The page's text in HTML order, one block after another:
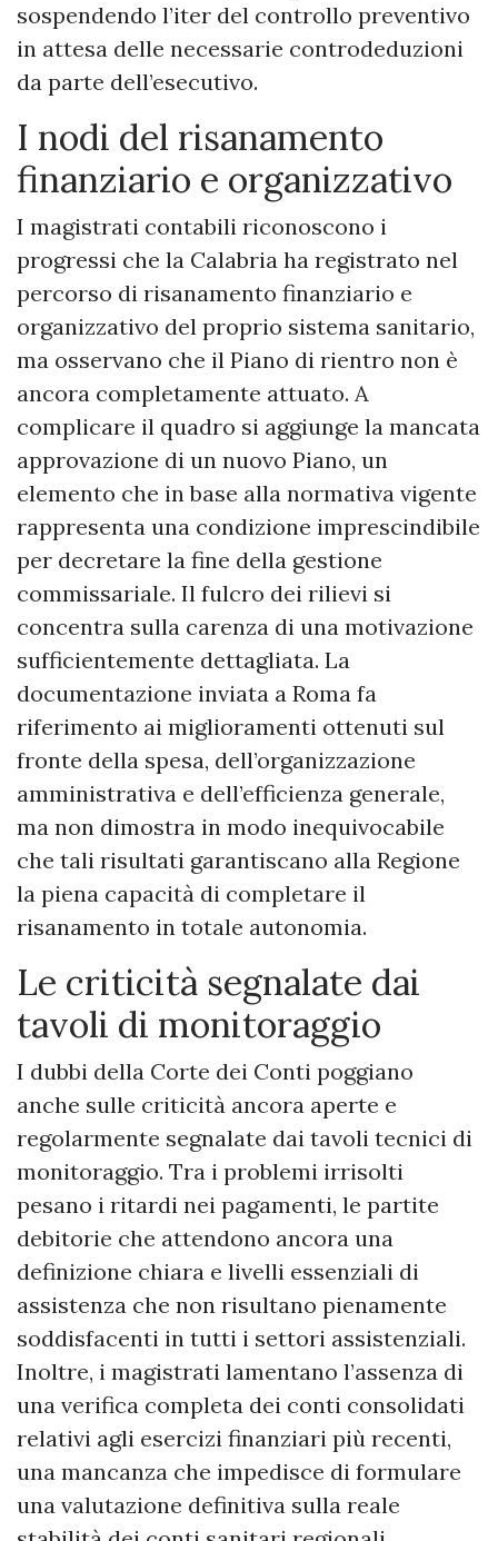
sospendendo l’iter del controllo preventivo
in attesa delle necessarie controdeduzioni
da parte dell’esecutivo.
​I nodi del risanamento
finanziario e organizzativo
​I magistrati contabili riconoscono i
progressi che la Calabria ha registrato nel
percorso di risanamento finanziario e
organizzativo del proprio sistema sanitario,
ma osservano che il Piano di rientro non è
ancora completamente attuato. A
complicare il quadro si aggiunge la mancata
approvazione di un nuovo Piano, un
elemento che in base alla normativa vigente
rappresenta una condizione imprescindibile
per decretare la fine della gestione
commissariale. Il fulcro dei rilievi si
concentra sulla carenza di una motivazione
sufficientemente dettagliata. La
documentazione inviata a Roma fa
riferimento ai miglioramenti ottenuti sul
fronte della spesa, dell’organizzazione
amministrativa e dell’efficienza generale,
ma non dimostra in modo inequivocabile
che tali risultati garantiscano alla Regione
la piena capacità di completare il
risanamento in totale autonomia.
​Le criticità segnalate dai
tavoli di monitoraggio
I dubbi della Corte dei Conti poggiano
anche sulle criticità ancora aperte e
regolarmente segnalate dai tavoli tecnici di
monitoraggio. Tra i problemi irrisolti
pesano i ritardi nei pagamenti, le partite
debitorie che attendono ancora una
definizione chiara e livelli essenziali di
assistenza che non risultano pienamente
soddisfacenti in tutti i settori assistenziali.
Inoltre, i magistrati lamentano l’assenza di
una verifica completa dei conti consolidati
relativi agli esercizi finanziari più recenti,
una mancanza che impedisce di formulare
una valutazione definitiva sulla reale